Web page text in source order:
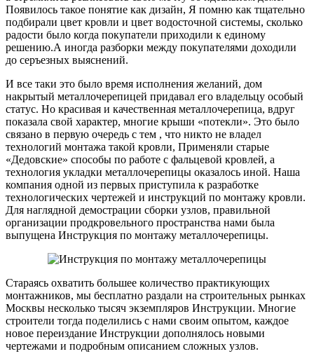
Появилось такое понятие как дизайн, Я помню как тщательно
подбирали цвет кровли и цвет водосточной системы, сколько
радости было когда покупатели приходили к единому
решению.А иногда разборки между покупателями доходили
до серъезных выяснений.
И все таки это было время исполнения желаний, дом
накрытый металлочерепицей придавал его владельцу особый
статус. Но красивая и качественная металлочерепица, вдруг
показала свой характер, многие крыши «потекли». Это было
связано в первую очередь с тем , что никто не владел
технологий монтажа такой кровли, Применяли старые
«Дедовские» способы по работе с фальцевой кровлей, а
технология укладки металлочерепицы оказалось иной. Наша
компания одной из первых приступила к разработке
технологических чертежей и инструкций по монтажу кровли.
Для наглядной демострации сборки узлов, правильной
организации продкровельного пространства нами была
выпущена Инструкция по монтажу металлочерепицы.
Стараясь охватить большее количество практикующих
монтажников, мы бесплатно раздали на строительных рынках
Москвы несколько тысяч экземпляров Инструкции. Многие
строители тогда поделились с нами своим опытом, каждое
новое переиздание Инструкции дополнялось новыми
чертежами и подробным описанием сложных узлов.